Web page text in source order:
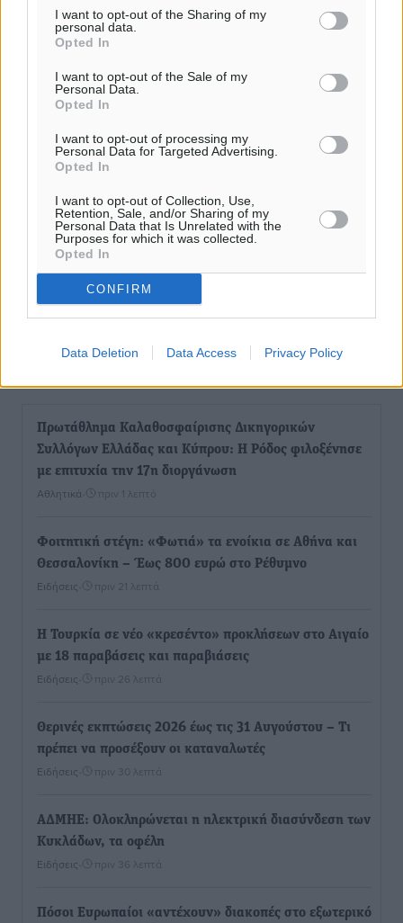
I want to opt-out of the Sharing of my
personal data.
Opted In
I want to opt-out of the Sale of my
Personal Data.
Opted In
I want to opt-out of processing my
Personal Data for Targeted Advertising.
Opted In
I want to opt-out of Collection, Use,
Retention, Sale, and/or Sharing of my
Personal Data that Is Unrelated with the
Purposes for which it was collected.
Opted In
CONFIRM
Data Deletion Data Access Privacy Policy
Πρωτάθλημα Καλαθοσφαίρισης Δικηγορικών
Συλλόγων Ελλάδας και Κύπρου: Η Ρόδος φιλοξένησε
με επιτυχία την 17η διοργάνωση
Αθλητικά πριν 1 λεπτό
Φοιτητική στέγη: «Φωτιά» τα ενοίκια σε Αθήνα και
Θεσσαλονίκη – Έως 800 ευρώ στο Ρέθυμνο
Ειδήσεις πριν 21 λεπτά
Η Τουρκία σε νέο «κρεσέντο» προκλήσεων στο Αιγαίο
με 18 παραβάσεις και παραβιάσεις
Ειδήσεις πριν 26 λεπτά
Θερινές εκπτώσεις 2026 έως τις 31 Αυγούστου – Τι
πρέπει να προσέξουν οι καταναλωτές
Ειδήσεις πριν 30 λεπτά
ΑΔΜΗΕ: Ολοκληρώνεται η ηλεκτρική διασύνδεση των
Κυκλάδων, τα οφέλη
Ειδήσεις πριν 36 λεπτά
Πόσοι Ευρωπαίοι «αντέχουν» διακοπές στο εξωτερικό